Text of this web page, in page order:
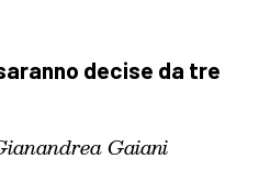
decise da tre
Gaiani